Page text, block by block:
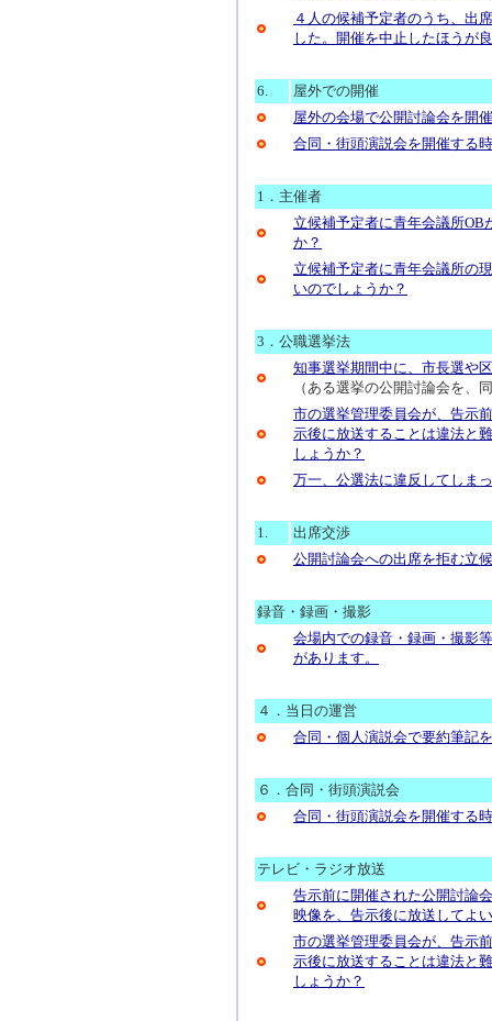
４人の候補予定者のうち、出
した。開催を中止したほうが
6.
屋外での開催
屋外の会場で公開討論会を開
合同・街頭演説会を開催する
1．主催者
立候補予定者に青年会議所
か？
立候補予定者に青年会議所の
いのでしょうか？
3．公職選挙法
知事選挙期間中に、市長選や
（ある選挙の公開討論会を、
市の選挙管理委員会が、告示
示後に放送することは違法と
しょうか？
万一、公選法に違反してしま
1.
出席交渉
公開討論会への出席を拒む立
録音・録画・撮影
会場内での録音・録画・撮影
があります。
４．当日の運営
合同・個人演説会で要約筆記
６．合同・街頭演説会
合同・街頭演説会を開催する
テレビ・ラジオ放送
告示前に開催された公開討論
映像を、告示後に放送してよ
市の選挙管理委員会が、告示
示後に放送することは違法と
しょうか？